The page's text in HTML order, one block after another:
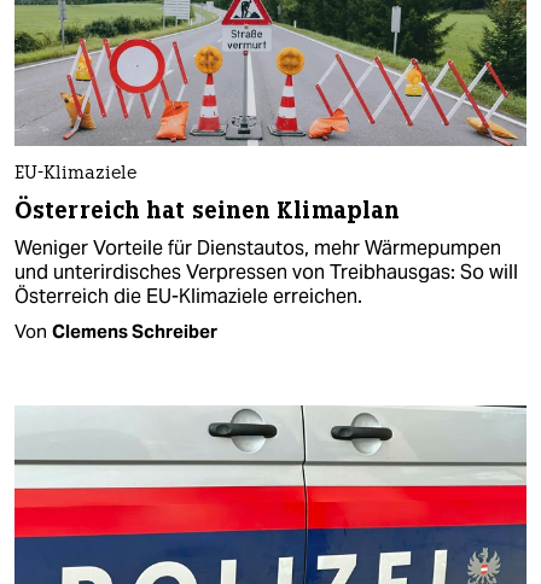
EU-Klimaziele
Österreich hat seinen Klimaplan
Weniger Vorteile für Dienstautos, mehr Wärmepumpen
und unterirdisches Verpressen von Treibhausgas: So will
Österreich die EU-Klimaziele erreichen.
Von Clemens Schreiber